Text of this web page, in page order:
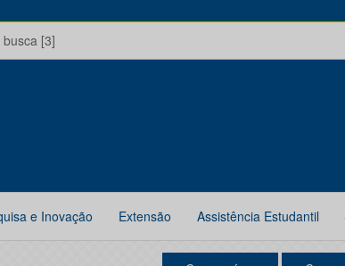
[3]
e Inovação Extensão Assistência Estudantil